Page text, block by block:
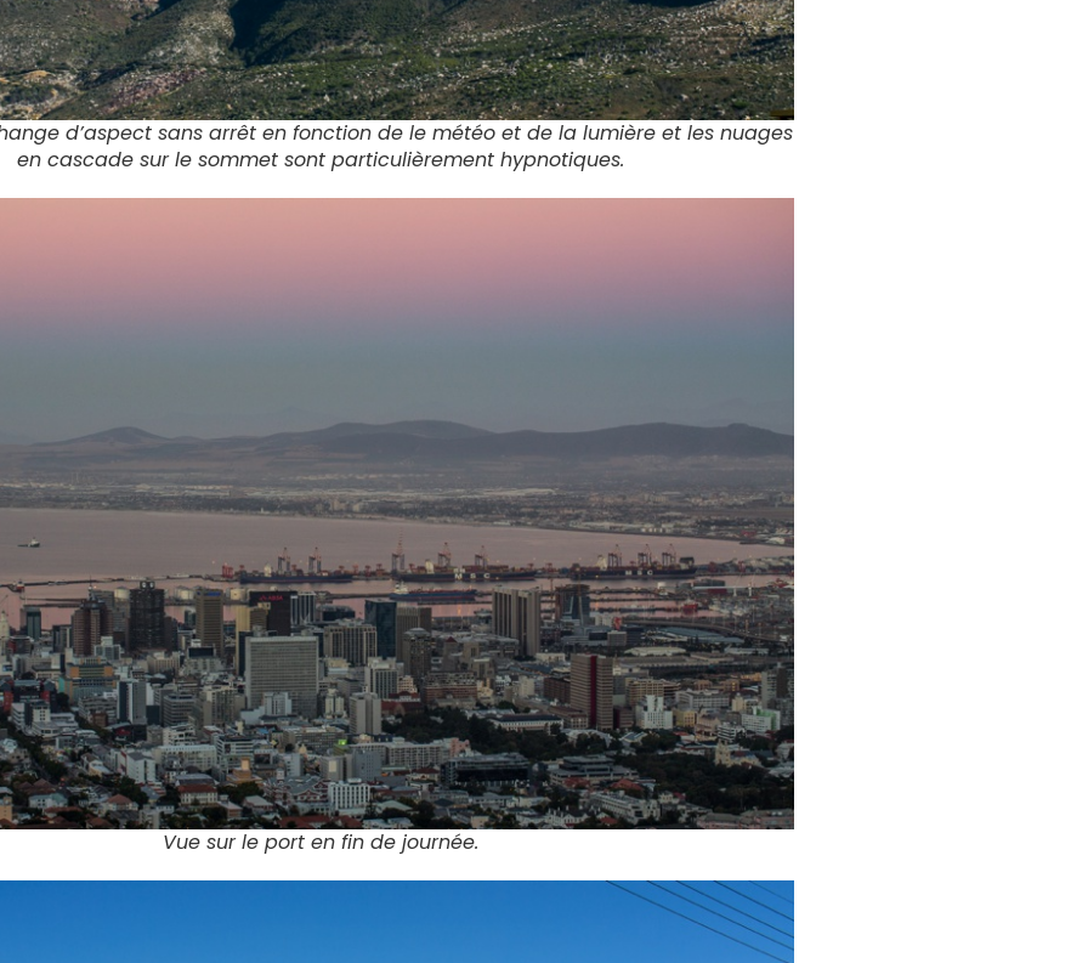
d’aspect sans arrêt en fonction de le météo et de la lumière et les nuages
en cascade sur le sommet sont particulièrement hypnotiques.
Vue sur le port en fin de journée.